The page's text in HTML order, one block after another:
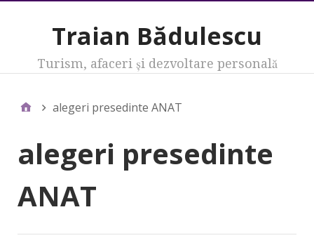
Traian Bădulescu
Turism, afaceri şi dezvoltare personală
alegeri presedinte ANAT
alegeri presedinte
ANAT